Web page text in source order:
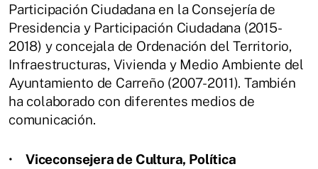
Participación Ciudadana en la Consejería de
Presidencia y Participación Ciudadana (2015-
2018) y concejala de Ordenación del Territorio,
Infraestructuras, Vivienda y Medio Ambiente del
Ayuntamiento de Carreño (2007-2011). También
ha colaborado con diferentes medios de
comunicación.
•
Viceconsejera de Cultura, Política